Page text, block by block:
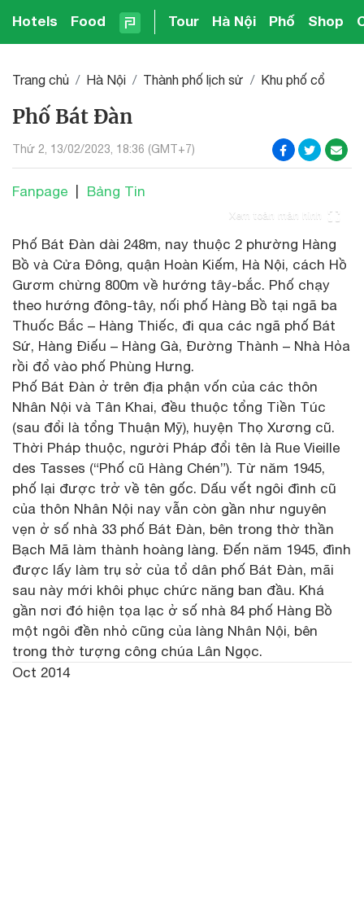
Hotels Food Tour Hà Nội Phố Shop
Trang chủ Hà Nội Thành phố lịch sử Khu phố cổ
Phố Bát Đàn
Thứ 2, 13/02/2023, 18:36 (GMT+7)
Fanpage Bảng Tin
Xem toàn màn hình
Phố Bát Đàn dài 248m, nay thuộc 2 phường Hàng
Bồ và Cửa Đông, quận Hoàn Kiếm, Hà Nội, cách Hồ
Gươm chừng 800m về hướng tây-bắc. Phố chạy
theo hướng đông-tây, nối phố Hàng Bồ tại ngã ba
Thuốc Bắc – Hàng Thiếc, đi qua các ngã phố Bát
Sứ, Hàng Điếu – Hàng Gà, Đường Thành – Nhà Hỏa
rồi đổ vào phố Phùng Hưng.
Phố Bát Đàn ở trên địa phận vốn của các thôn
Nhân Nội và Tân Khai, đều thuộc tổng Tiền Túc
(sau đổi là tổng Thuận Mỹ), huyện Thọ Xương cũ.
Thời Pháp thuộc, người Pháp đổi tên là Rue Vieille
des Tasses (“Phố cũ Hàng Chén”). Từ năm 1945,
phố lại được trở về tên gốc. Dấu vết ngôi đình cũ
của thôn Nhân Nội nay vẫn còn gần như nguyên
vẹn ở số nhà 33 phố Bát Đàn, bên trong thờ thần
Bạch Mã làm thành hoàng làng. Đến năm 1945, đình
được lấy làm trụ sở của tổ dân phố Bát Đàn, mãi
sau này mới khôi phục chức năng ban đầu. Khá
gần nơi đó hiện tọa lạc ở số nhà 84 phố Hàng Bồ
một ngôi đền nhỏ cũng của làng Nhân Nội, bên
trong thờ tượng công chúa Lân Ngọc.
Oct 2014